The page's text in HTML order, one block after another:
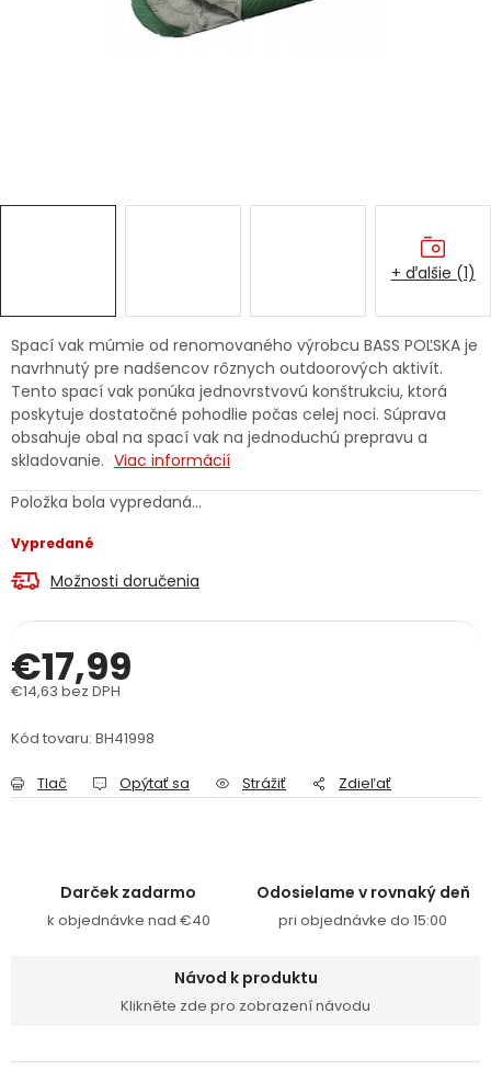
Ochranné pracovné pomôcky
Servis náradia Hodnotenie obchodu
Doprava a platba Váš zákaznícky účet
Kontakty
PODPORA
Obchodné podmienky Reklamačný poriadok
Podmienky ochrany osobných údajov
Přihlášení
Spací vak múmie od renomovaného výrobcu BASS POĽSKA je
navrhnutý pre nadšencov rôznych outdoorových aktivít.
Tento spací vak ponúka jednovrstvovú konštrukciu, ktorá
poskytuje dostatočné pohodlie počas celej noci. Súprava
obsahuje obal na spací vak na jednoduchú prepravu a
skladovanie. Viac informácií
Položka bola vypredaná…
Vypredané
Možnosti doručenia
€17,99
€14,63 bez DPH
Kód tovaru: BH41998
Tlač Opýtať sa Strážiť Zdieľať
+ ďalšie (1)
Darček zadarmo
k objednávke nad €40
Odosielame v rovnaký deň
pri objednávke do 15:00
Návod k produktu
Klikněte zde pro zobrazení návodu